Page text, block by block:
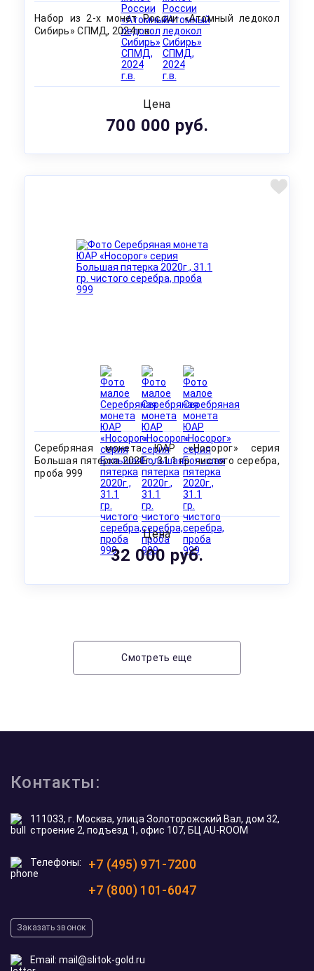
Набор из 2-х монет России «Атомный ледокол
Сибирь» СПМД, 2024 г.в.
Цена
700 000 руб.
Серебряная монета ЮАР «Носорог» серия
Большая пятерка 2020г., 31.1 гр. чистого серебра,
проба 999
Цена
32 000 руб.
Смотреть еще
Контакты:
111033, г. Москва, улица Золоторожский Вал, дом 32,
строение 2, подъезд 1, офис 107, БЦ AU-ROOM
Телефоны:
+7 (495) 971-7200
+7 (800) 101-6047
Заказать звонок
Email: mail@slitok-gold.ru